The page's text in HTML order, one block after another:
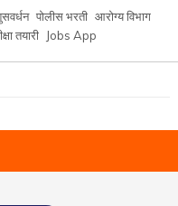
पोलीस भरती आरोग्य विभाग
तयारी Jobs App